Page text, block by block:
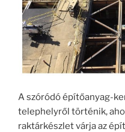
A szóródó építőanyag-
telephelyről történik,
raktárkészlet várja az